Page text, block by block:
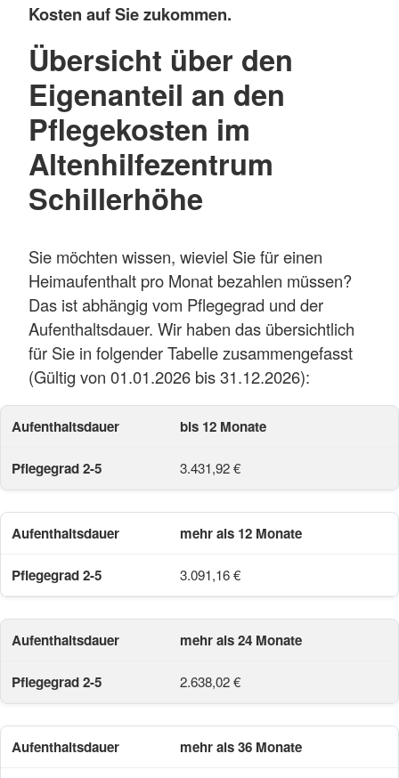
Kosten auf Sie zukommen.
Übersicht über den
Eigenanteil an den
Pflegekosten im
Altenhilfezentrum
Schillerhöhe
Sie möchten wissen, wieviel Sie für einen
Heimaufenthalt pro Monat bezahlen müssen?
Das ist abhängig vom Pflegegrad und der
Aufenthaltsdauer. Wir haben das übersichtlich
für Sie in folgender Tabelle zusammengefasst
(Gültig von 01.01.2026 bis 31.12.2026):
bis 12 Monate
3.431,92 €
mehr als 12 Monate
3.091,16 €
mehr als 24 Monate
2.638,02 €
mehr als 36 Monate